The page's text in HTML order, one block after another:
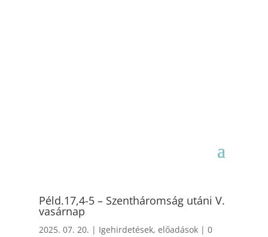
Péld.17,4-5 – Szentháromság utáni V.
vasárnap
2025. 07. 20. | Igehirdetések, előadások| 0